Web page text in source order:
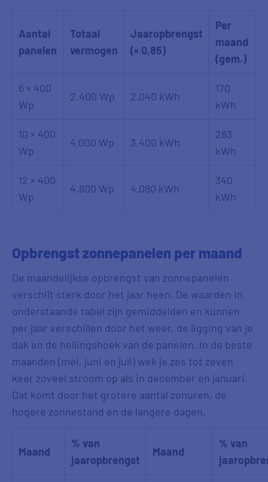
Aantal
panelen
Totaal
vermogen
Jaaropbrengst
(× 0,85)
Per
maand
(gem.)
6 × 400
Wp
2.400 Wp 2.040 kWh
170
kWh
10 × 400
Wp
4.000 Wp 3.400 kWh
283
kWh
12 × 400
Wp
4.800 Wp 4.080 kWh
340
kWh
Opbrengst zonnepanelen per maand
De maandelijkse opbrengst van zonnepanelen
verschilt sterk door het jaar heen. De waarden in
onderstaande tabel zijn gemiddelden en kunnen
per jaar verschillen door het weer, de ligging van je
dak en de hellingshoek van de panelen. In de beste
maanden (mei, juni en juli) wek je zes tot zeven
keer zoveel stroom op als in december en januari.
Dat komt door het grotere aantal zonuren, de
hogere zonnestand en de langere dagen.
Maand
% van
jaaropbrengst
Maand
% van